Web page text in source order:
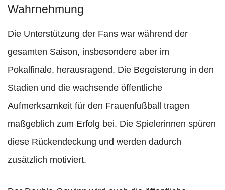
Wahrnehmung
Die Unterstützung der Fans war während der
gesamten Saison, insbesondere aber im
Pokalfinale, herausragend. Die Begeisterung in den
Stadien und die wachsende öffentliche
Aufmerksamkeit für den Frauenfußball tragen
maßgeblich zum Erfolg bei. Die Spielerinnen spüren
diese Rückendeckung und werden dadurch
zusätzlich motiviert.